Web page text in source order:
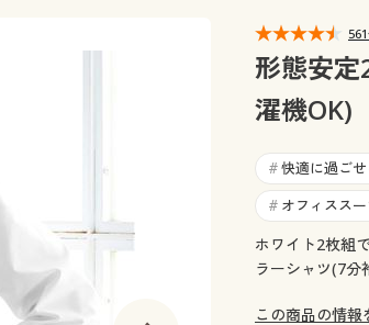
チン・雑貨・日用品
寝具・ベッド
カーテン・ラグ・ファブリック
形態安
濯機OK)
# 快適に過ご
# オフィスス
ホワイト2枚組
ラーシャツ(7分
この商品の情報